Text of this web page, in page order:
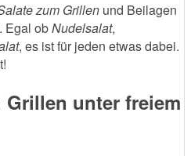
zum Grillen und Beilagen
Egal obNudelsalat,
, es ist für jeden etwas dabei.
unter freiem